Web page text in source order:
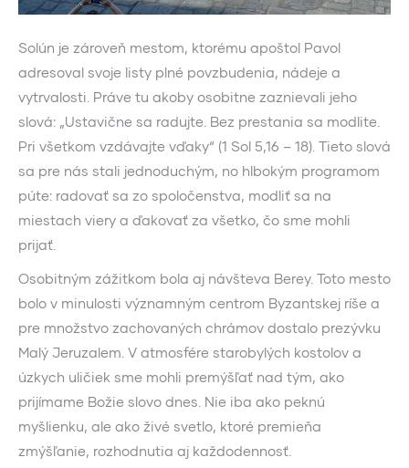
Solún je zároveň mestom, ktorému apoštol Pavol
adresoval svoje listy plné povzbudenia, nádeje a
vytrvalosti. Práve tu akoby osobitne zaznievali jeho
slová: „Ustavične sa radujte. Bez prestania sa modlite.
Pri všetkom vzdávajte vďaky“ (1 Sol 5,16 – 18). Tieto slová
sa pre nás stali jednoduchým, no hlbokým programom
púte: radovať sa zo spoločenstva, modliť sa na
miestach viery a ďakovať za všetko, čo sme mohli
prijať.
Osobitným zážitkom bola aj návšteva Berey. Toto mesto
bolo v minulosti významným centrom Byzantskej ríše a
pre množstvo zachovaných chrámov dostalo prezývku
Malý Jeruzalem. V atmosfére starobylých kostolov a
úzkych uličiek sme mohli premýšľať nad tým, ako
prijímame Božie slovo dnes. Nie iba ako peknú
myšlienku, ale ako živé svetlo, ktoré premieňa
zmýšľanie, rozhodnutia aj každodennosť.